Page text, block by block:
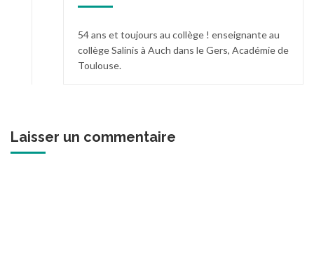
54 ans et toujours au collège ! enseignante au
collège Salinis à Auch dans le Gers, Académie de
Toulouse.
Laisser un commentaire